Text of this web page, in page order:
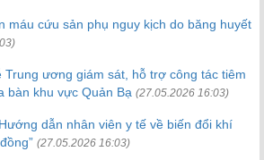
máu cứu sản phụ nguy kịch do băng huyết
Trung ương giám sát, hỗ trợ công tác tiêm
bàn khu vực Quản Bạ (27.05.2026 16:03)
dẫn nhân viên y tế về biến đổi khí
(27.05.2026 16:03)